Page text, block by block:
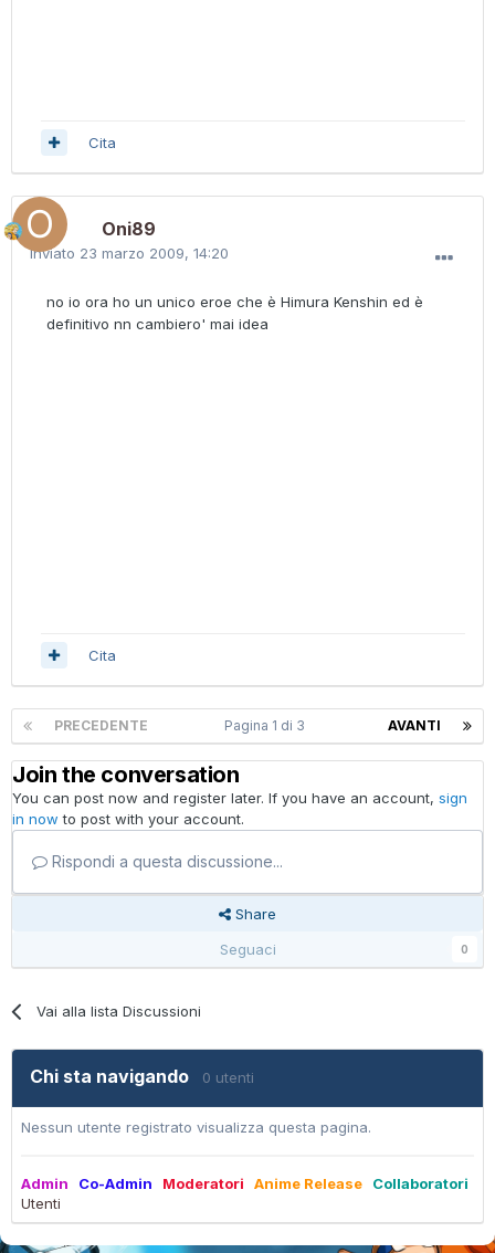
Cita
Oni89
Inviato 23 marzo 2009, 14:20
no io ora ho un unico eroe che è Himura Kenshin ed è
definitivo nn cambiero' mai idea
Cita
PRECEDENTE AVANTI
Pagina 1 di 3
Join the conversation
You can post now and register later. If you have an account, sign
in now to post with your account.
Rispondi a questa discussione...
Share
Seguaci
0
Vai alla lista Discussioni
Chi sta navigando 0 utenti
Nessun utente registrato visualizza questa pagina.
Admin Co-Admin Moderatori Anime Release
Collaboratori
Utenti